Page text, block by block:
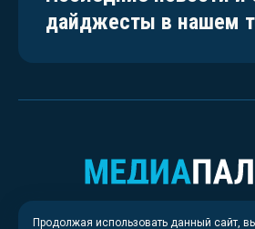
дайджесты в нашем
Продолжая использовать данный сайт,